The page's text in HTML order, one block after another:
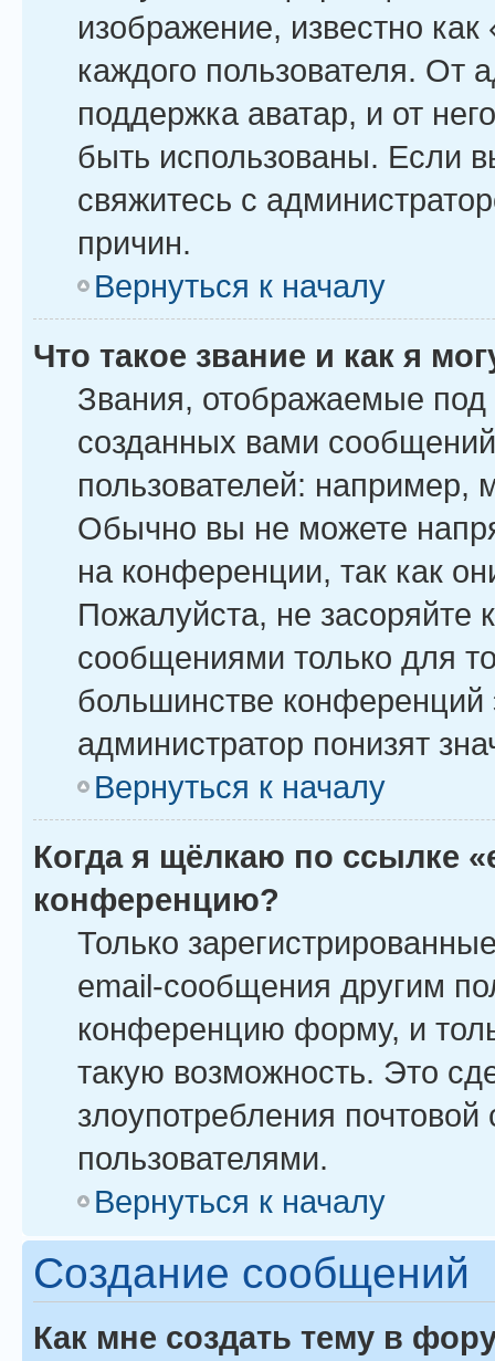
изображение, известно
каждого пользователя. От
поддержка аватар, и от
быть использованы. Если
свяжитесь с
причин.
Вернуться к началу
Что такое звание и как я
Звания, отображаемые
созданных вами
пользователей: например,
Обычно вы не можете
на конференции, так как
Пожалуйста, не
сообщениями только для
большинстве
администратор понизят
Вернуться к началу
Когда я щёлкаю по ссылке
конференцию?
Только
email-сообщения другим
конференцию форму, и
такую возможность. Это
злоупотребления
пользователями.
Вернуться к началу
Создание сообщений
Как мне создать тему в